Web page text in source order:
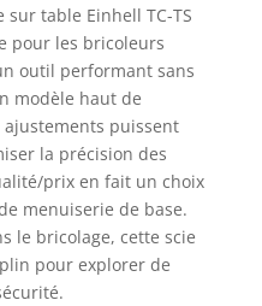
table Einhell TC-TS
pour les bricoleurs
outil performant sans
modèle haut de
puissent
la précision des
prix en fait un choix
menuiserie de base.
le bricolage, cette scie
pour explorer de